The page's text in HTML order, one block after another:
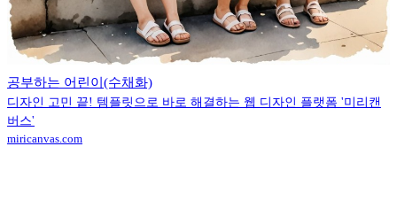
공부하는 어린이(수채화)
디자인 고민 끝! 템플릿으로 바로 해결하는 웹 디자인 플랫폼 '미리캔
버스'
miricanvas.com